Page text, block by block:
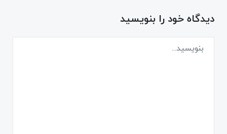
دیدگاه خود را بنویسید